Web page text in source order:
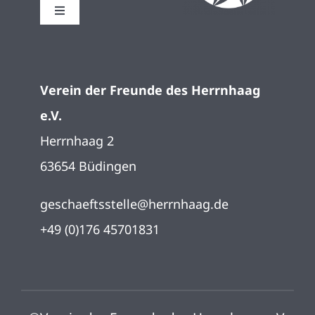
Toggle
Impressum
Datenschutz
Verein der Freunde des Herrnhaag
e.V.
Herrnhaag 2
63654 Büdingen
geschaeftsstelle@herrnhaag.de
+49 (0)176 45701831